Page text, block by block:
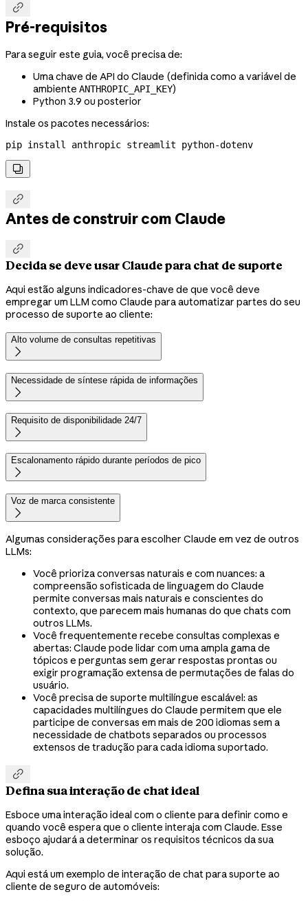

Pré-requisitos
Para seguir este guia, você precisa de:
Uma chave de API do Claude (definida como a variável de
ambiente ANTHROPIC_API_KEY)
Python 3.9 ou posterior
Instale os pacotes necessários:
pip install anthropic streamlit python-dotenv


Antes de construir com Claude

Decida se deve usar Claude para chat de suporte
Aqui estão alguns indicadores-chave de que você deve
empregar um LLM como Claude para automatizar partes do seu
processo de suporte ao cliente:
Alto volume de consultas repetitivas

Necessidade de síntese rápida de informações

Requisito de disponibilidade 24/7

Escalonamento rápido durante períodos de pico

Voz de marca consistente

Algumas considerações para escolher Claude em vez de outros
LLMs:
Você prioriza conversas naturais e com nuances: a
compreensão sofisticada de linguagem do Claude
permite conversas mais naturais e conscientes do
contexto, que parecem mais humanas do que chats com
outros LLMs.
Você frequentemente recebe consultas complexas e
abertas: Claude pode lidar com uma ampla gama de
tópicos e perguntas sem gerar respostas prontas ou
exigir programação extensa de permutações de falas do
usuário.
Você precisa de suporte multilíngue escalável: as
capacidades multilíngues do Claude permitem que ele
participe de conversas em mais de 200 idiomas sem a
necessidade de chatbots separados ou processos
extensos de tradução para cada idioma suportado.

Defina sua interação de chat ideal
Esboce uma interação ideal com o cliente para definir como e
quando você espera que o cliente interaja com Claude. Esse
esboço ajudará a determinar os requisitos técnicos da sua
solução.
Aqui está um exemplo de interação de chat para suporte ao
cliente de seguro de automóveis: